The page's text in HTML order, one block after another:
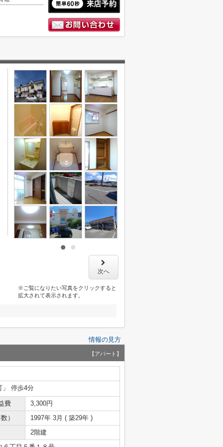
次へ
※ご覧になりたい写真をクリックすると
拡大されて表示されます。
情報の見方
【アパート】
」 停歩4分
費
3,300円
）
1997年 3月 ( 築29年 )
2階建